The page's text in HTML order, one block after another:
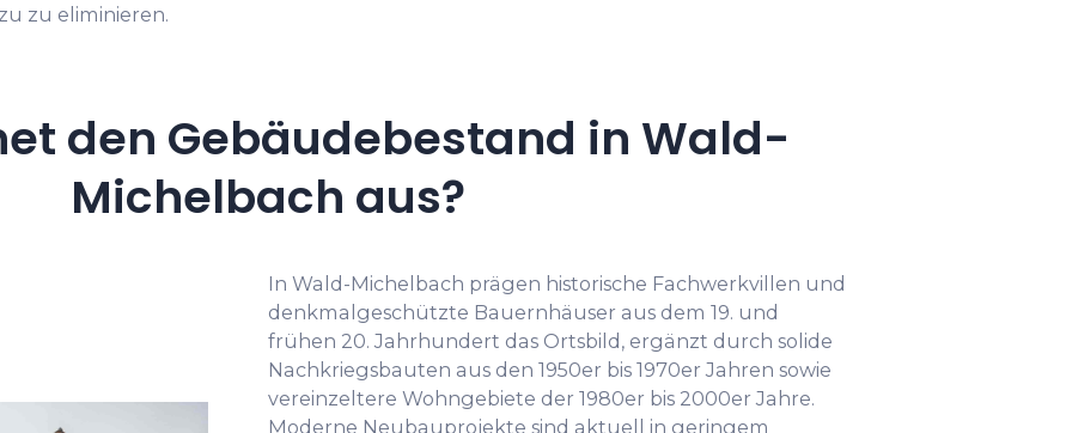
zu eliminieren.
den Gebäudebestand in Wald-
Michelbach aus?
In Wald-Michelbach prägen historische Fachwerkvillen und
denkmalgeschützte Bauernhäuser aus dem 19. und
frühen 20. Jahrhundert das Ortsbild, ergänzt durch solide
Nachkriegsbauten aus den 1950er bis 1970er Jahren sowie
vereinzeltere Wohngebiete der 1980er bis 2000er Jahre.
Moderne Neubauprojekte sind aktuell in geringem